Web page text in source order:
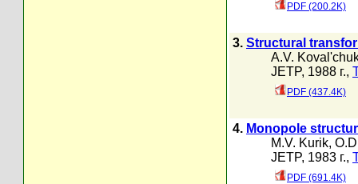
PDF (200.2K)
3. Structural
A.V.
JETP, 1988 г.,
PDF (437.4K)
4. Monopole
M.V. Kurik,
JETP, 1983 г.,
PDF (691.4K)